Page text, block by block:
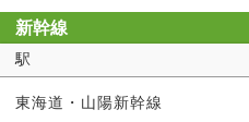
新幹線
駅
東海道・山陽新幹線